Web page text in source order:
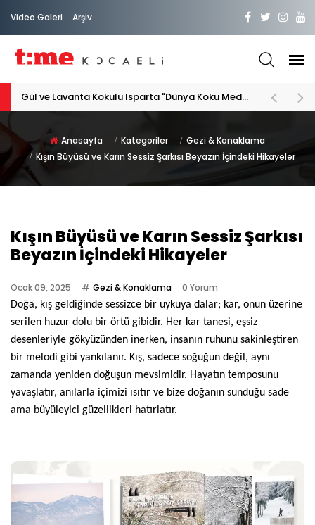
Video Galeri Arşiv
Gül ve Lavanta Kokulu Isparta "Dünya Koku Medeniyeti"
Anasayfa Kategoriler
Gezi & Konaklama
Kışın Büyüsü ve Karın Sessiz Şarkısı Beyazın İçindeki Hikayeler
Kışın Büyüsü ve Karın Sessiz Şarkısı
Beyazın İçindeki Hikayeler
Ocak 09, 2025 Gezi & Konaklama 0 Yorum
Doğa, kış geldiğinde sessizce bir uykuya dalar; kar, onun üzerine
serilen huzur dolu bir örtü gibidir. Her kar tanesi, eşsiz
desenleriyle gökyüzünden inerken, insanın ruhunu sakinleştiren
bir melodi gibi yankılanır. Kış, sadece soğuğun değil, aynı
zamanda yeniden doğuşun mevsimidir. Hayatın temposunu
yavaşlatır, anılarla içimizi ısıtır ve bize doğanın sunduğu sade
ama büyüleyici güzellikleri hatırlatır.